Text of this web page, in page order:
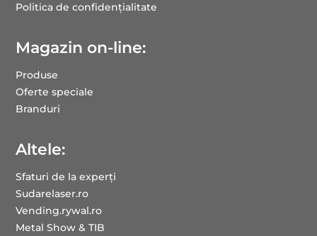
Politica de confidențialitate
Magazin on-line:
Produse
Oferte speciale
Branduri
Altele:
Sfaturi de la experți
Sudarelaser.ro
Vending.rywal.ro
Metal Show & TIB